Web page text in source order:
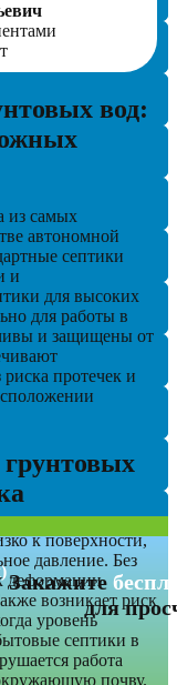
вод:
из самых
автономной
септики
и
для высоких
для работы в
и защищены от
протечек и
к поверхности,
давление. Без
деформации
возникает риск
уровень
септики в
работа
почву.
Закажите
для